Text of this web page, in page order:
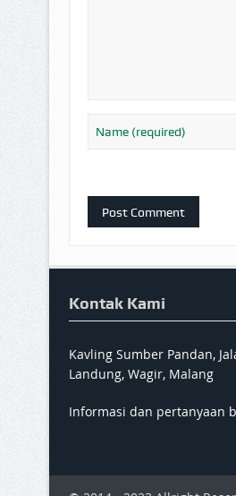
Kontak Kami
Kavling Sumber Pandan,
Landung, Wagir, Malang
Informasi dan pertanyaan